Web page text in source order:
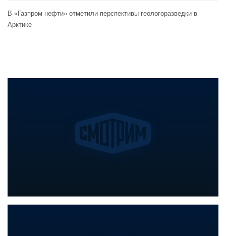
В «Газпром нефти» отметили перспективы геологоразведки в
Арктике